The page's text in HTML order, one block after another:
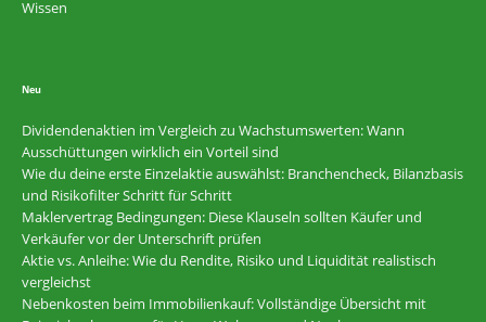
Wissen
Neu
Dividendenaktien im Vergleich zu Wachstumswerten: Wann
Ausschüttungen wirklich ein Vorteil sind
Wie du deine erste Einzelaktie auswählst: Branchencheck, Bilanzbasis
und Risikofilter Schritt für Schritt
Maklervertrag Bedingungen: Diese Klauseln sollten Käufer und
Verkäufer vor der Unterschrift prüfen
Aktie vs. Anleihe: Wie du Rendite, Risiko und Liquidität realistisch
vergleichst
Nebenkosten beim Immobilienkauf: Vollständige Übersicht mit